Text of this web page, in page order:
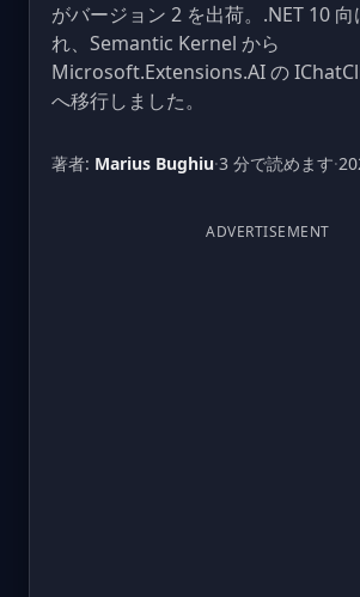
がバージョン 2 を出荷。.NET 10 向
れ、Semantic Kernel から
Microsoft.Extensions.AI の
へ移行しました。
著者: Marius Bughiu·3 分で読めます·
ADVERTISEMENT